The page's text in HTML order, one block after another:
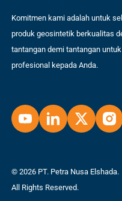
Komitmen kami adalah untuk
produk geosintetik berkualitas
tantangan demi tantangan
profesional kepada Anda.
© 2026 PT. Petra Nusa Elshada.
All Rights Reserved.